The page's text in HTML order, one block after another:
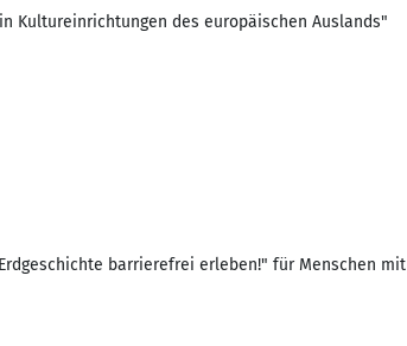
Kultureinrichtungen des europäischen Auslands"
barrierefrei erleben!" für Menschen mit